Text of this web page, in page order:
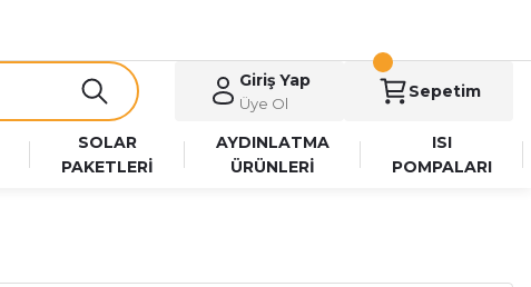
Giriş Yap
Üye Ol
Sepetim
SOLAR
PAKETLERİ
AYDINLATMA
ÜRÜNLERİ
ISI
POMPALARI